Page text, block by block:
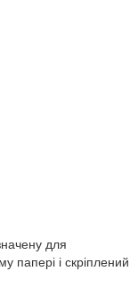
для
папері і скріплений